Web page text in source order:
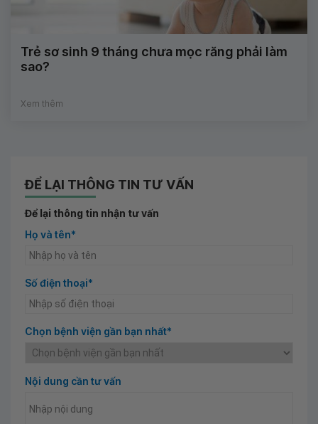
Trẻ sơ sinh 9 tháng chưa mọc răng phải làm
sao?
Xem thêm
ĐỂ LẠI THÔNG TIN TƯ VẤN
Để lại thông tin nhận tư vấn
Họ và tên*
Số điện thoại*
Chọn bệnh viện gần bạn nhất*
Nội dung cần tư vấn